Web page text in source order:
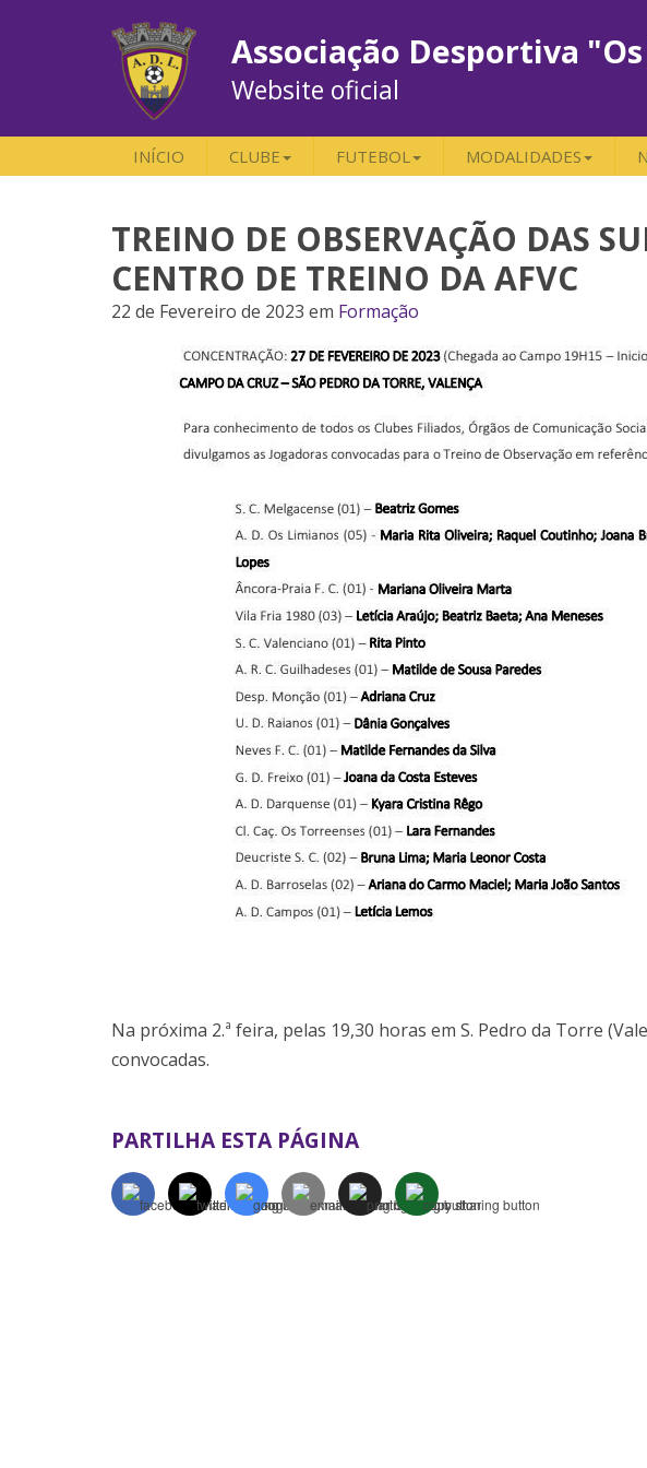
Associação Desportiva
Website oficial
INÍCIO CLUBE FUTEBOL MODALIDADES
TREINO DE OBSERVAÇÃO DAS
CENTRO DE TREINO DA AFVC
22 de Fevereiro de 2023 em Formação
Na próxima 2.ª feira, pelas 19,30 horas em S. Pedro da Torre
convocadas.
PARTILHA ESTA PÁGINA